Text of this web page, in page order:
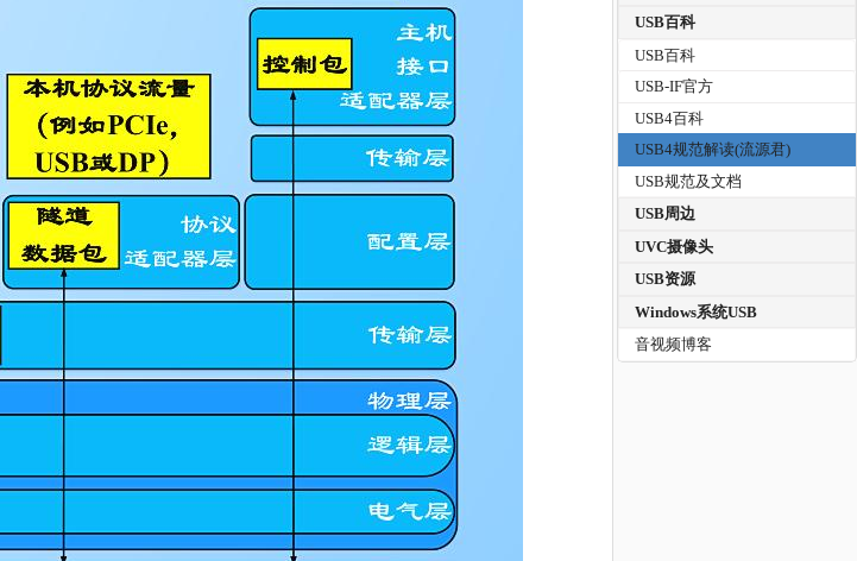
USB百科
USB百科
USB-IF官方
USB4百科
USB4规范解读(流源君)
USB规范及文档
USB周边
UVC摄像头
USB资源
Windows系统USB
音视频博客